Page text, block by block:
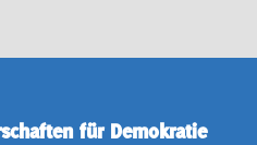
für Demokratie